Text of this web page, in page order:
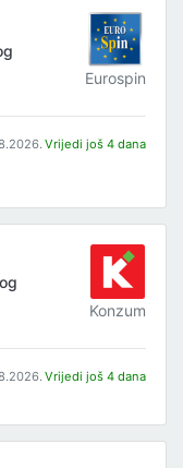
Eurospin
Vrijedi još 4 dana
Konzum
Vrijedi još 4 dana